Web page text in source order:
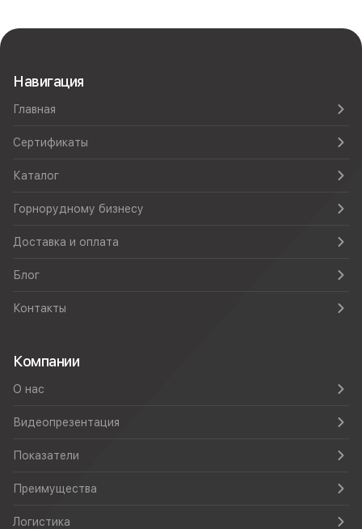
Навигация
Главная
Сертификаты
Каталог
Горнорудному бизнесу
Доставка и оплата
Блог
Контакты
Компании
О нас
Видеопрезентация
Показатели
Преимущества
Логистика